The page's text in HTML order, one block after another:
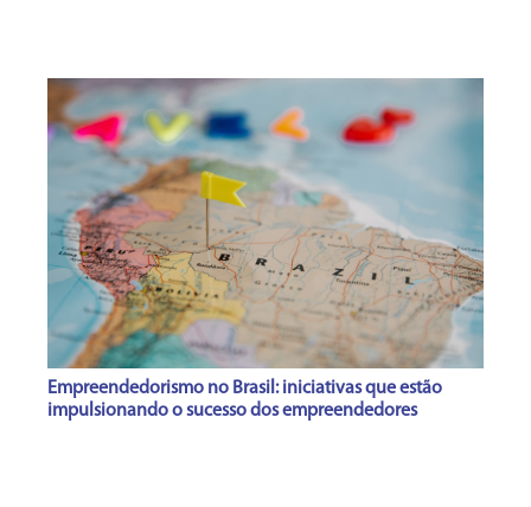
Empreendedorismo no Brasil: iniciativas que estão
impulsionando o sucesso dos empreendedores